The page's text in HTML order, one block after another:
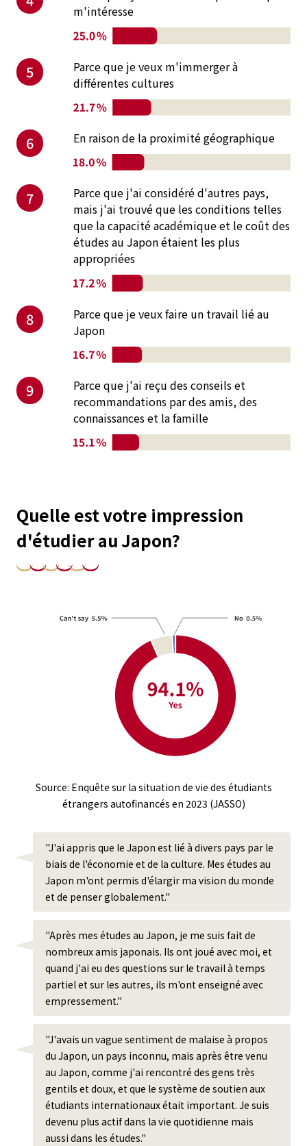
m'intéresse
5
Parce que je veux m'immerger à
différentes cultures
6 En raison de la proximité géographique
7
Parce que j'ai considéré d'autres pays,
mais j'ai trouvé que les conditions telles
que la capacité académique et le coût des
études au Japon étaient les plus
appropriées
8
Parce que je veux faire un travail lié au
Japon
9
Parce que j'ai reçu des conseils et
recommandations par des amis, des
connaissances et la famille
Quelle est votre impression
d'étudier au Japon?
Source: Enquête sur la situation de vie des étudiants
étrangers autofinancés en 2023 (JASSO)
"J'ai appris que le Japon est lié à divers pays par le
biais de l'économie et de la culture. Mes études au
Japon m'ont permis d'élargir ma vision du monde
et de penser globalement."
"Après mes études au Japon, je me suis fait de
nombreux amis japonais. Ils ont joué avec moi, et
quand j'ai eu des questions sur le travail à temps
partiel et sur les autres, ils m'ont enseigné avec
empressement."
"J'avais un vague sentiment de malaise à propos
du Japon, un pays inconnu, mais après être venu
au Japon, comme j'ai rencontré des gens très
gentils et doux, et que le système de soutien aux
étudiants internationaux était important. Je suis
devenu plus actif dans la vie quotidienne mais
aussi dans les études."